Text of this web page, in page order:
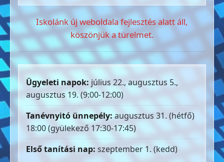
Iskolánk új weboldala fejlesztés alatt áll,
köszönjük a türelmet.
Ügyeleti napok: július 22., augusztus 5.,
augusztus 19. (9:00-12:00)
Tanévnyitó ünnepély: augusztus 31. (hétfő)
18:00 (gyülekező 17:30-17:45)
Első tanítási nap: szeptember 1. (kedd)